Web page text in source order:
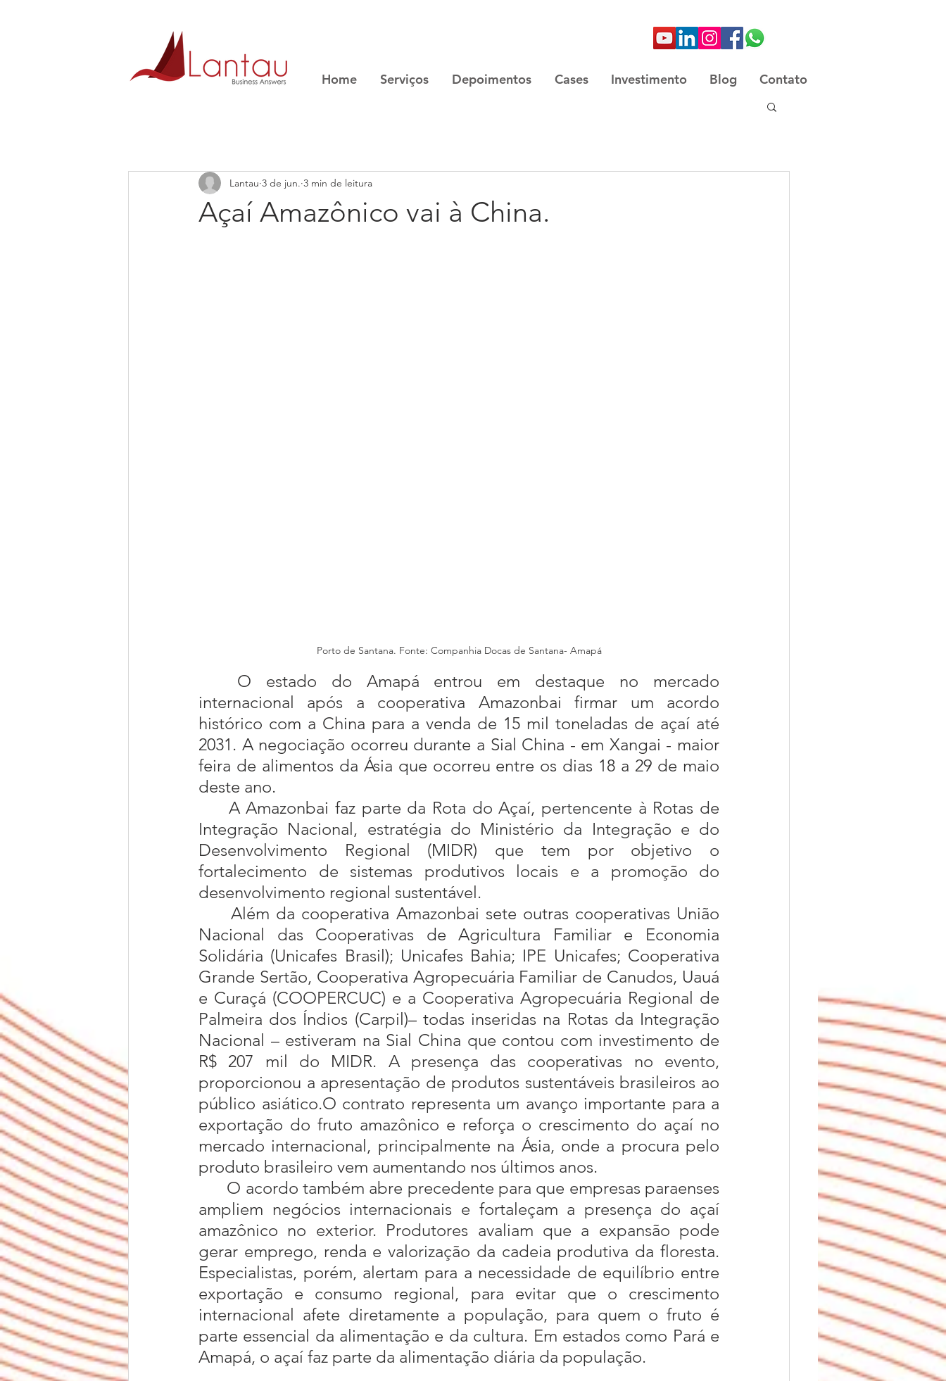
Home Serviços Depoimentos Cases Investimento Blog Contato
Açaí Amazônico vai à China.
Lantau 3 de jun. 3 min de leitura
Porto de Santana. Fonte: Companhia Docas de Santana- Amapá
O estado do Amapá entrou em destaque no mercado
internacional após a cooperativa Amazonbai firmar um acordo
histórico com a China para a venda de 15 mil toneladas de açaí até
2031. A negociação ocorreu durante a Sial China - em Xangai - maior
feira de alimentos da Ásia que ocorreu entre os dias 18 a 29 de maio
deste ano.
Integração Nacional, estratégia do Ministério da Integração e do
Desenvolvimento Regional (MIDR) que tem por objetivo o
fortalecimento de sistemas produtivos locais e a promoção do
desenvolvimento regional sustentável.
Nacional das Cooperativas de Agricultura Familiar e Economia
Solidária (Unicafes Brasil); Unicafes Bahia; IPE Unicafes; Cooperativa
Grande Sertão, Cooperativa Agropecuária Familiar de Canudos, Uauá
e Curaçá (COOPERCUC) e a Cooperativa Agropecuária Regional de
Palmeira dos Índios (Carpil)– todas inseridas na Rotas da Integração
Nacional – estiveram na Sial China que contou com investimento de
R$ 207 mil do MIDR. A presença das cooperativas no evento,
proporcionou a apresentação de produtos sustentáveis brasileiros ao
público asiático.O contrato representa um avanço importante para a
exportação do fruto amazônico e reforça o crescimento do açaí no
mercado internacional, principalmente na Ásia, onde a procura pelo
produto brasileiro vem aumentando nos últimos anos.
ampliem negócios internacionais e fortaleçam a presença do açaí
amazônico no exterior. Produtores avaliam que a expansão pode
gerar emprego, renda e valorização da cadeia produtiva da floresta.
Especialistas, porém, alertam para a necessidade de equilíbrio entre
exportação e consumo regional, para evitar que o crescimento
internacional afete diretamente a população, para quem o fruto é
parte essencial da alimentação e da cultura. Em estados como Pará e
Amapá, o açaí faz parte da alimentação diária da população.